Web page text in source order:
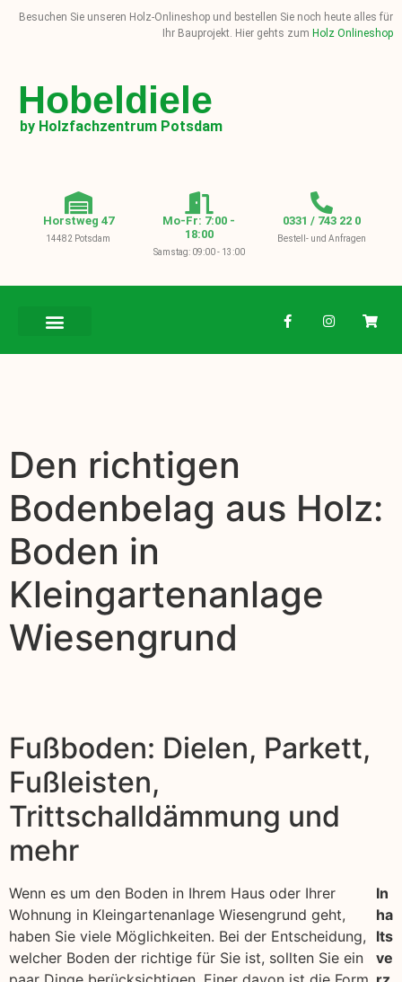
Besuchen Sie unseren Holz-Onlineshop und bestellen Sie noch heute alles für
Ihr Bauprojekt. Hier gehts zum Holz Onlineshop
Hobeldiele
by Holzfachzentrum Potsdam
Horstweg 47
14482 Potsdam
Mo-Fr: 7:00 -
18:00
Samstag: 09:00 - 13:00
0331 / 743 22 0
Bestell- und Anfragen
Den richtigen
Bodenbelag aus Holz:
Boden in
Kleingartenanlage
Wiesengrund
Fußboden: Dielen, Parkett,
Fußleisten,
Trittschalldämmung und
mehr
Wenn es um den Boden in Ihrem Haus oder Ihrer
Wohnung in Kleingartenanlage Wiesengrund geht,
haben Sie viele Möglichkeiten. Bei der Entscheidung,
welcher Boden der richtige für Sie ist, sollten Sie ein
In
ha
lts
ve